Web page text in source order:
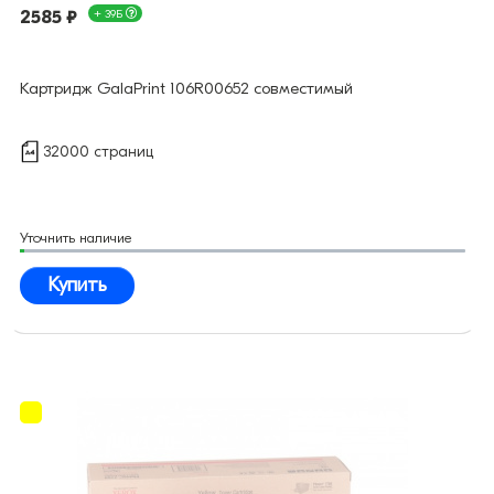
2585 ₽ + 39Б
Картридж GalaPrint 106R00652 совместимый
32000 страниц
Уточнить наличие
Купить